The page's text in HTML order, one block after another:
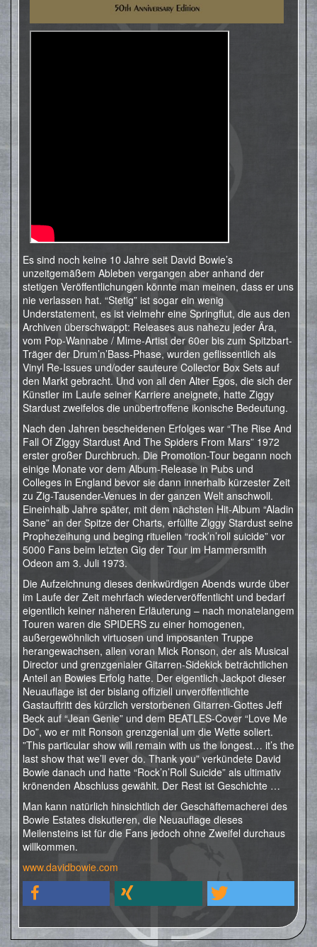
Es sind noch keine 10 Jahre seit David Bowie’s
unzeitgemäßem Ableben vergangen aber anhand der
stetigen Veröffentlichungen könnte man meinen, dass er uns
nie verlassen hat. “Stetig” ist sogar ein wenig
Understatement, es ist vielmehr eine Springflut, die aus den
Archiven überschwappt: Releases aus nahezu jeder Ära,
vom Pop-Wannabe / Mime-Artist der 60er bis zum Spitzbart-
Träger der Drum’n’Bass-Phase, wurden geflissentlich als
Vinyl Re-Issues und/oder sauteure Collector Box Sets auf
den Markt gebracht. Und von all den Alter Egos, die sich der
Künstler im Laufe seiner Karriere aneignete, hatte Ziggy
Stardust zweifelos die unübertroffene ikonische Bedeutung.
Nach den Jahren bescheidenen Erfolges war “The Rise And
Fall Of Ziggy Stardust And The Spiders From Mars” 1972
erster großer Durchbruch. Die Promotion-Tour begann noch
einige Monate vor dem Album-Release in Pubs und
Colleges in England bevor sie dann innerhalb kürzester Zeit
zu Zig-Tausender-Venues in der ganzen Welt anschwoll.
Eineinhalb Jahre später, mit dem nächsten Hit-Album “Aladin
Sane” an der Spitze der Charts, erfüllte Ziggy Stardust seine
Prophezeihung und beging rituellen “rock’n’roll suicide” vor
5000 Fans beim letzten Gig der Tour im Hammersmith
Odeon am 3. Juli 1973.
Die Aufzeichnung dieses denkwürdigen Abends wurde über
im Laufe der Zeit mehrfach wiederveröffentlicht und bedarf
eigentlich keiner näheren Erläuterung ­– nach monatelangem
Touren waren die SPIDERS zu einer homogenen,
außergewöhnlich virtuosen und imposanten Truppe
herangewachsen, allen voran Mick Ronson, der als Musical
Director und grenzgenialer Gitarren-Sidekick beträchtlichen
Anteil an Bowies Erfolg hatte. Der eigentlich Jackpot dieser
Neuauflage ist der bislang offiziell unveröffentlichte
Gastauftritt des kürzlich verstorbenen Gitarren-Gottes Jeff
Beck auf “Jean Genie” und dem BEATLES-Cover “Love Me
Do”, wo er mit Ronson grenzgenial um die Wette soliert.
”This particular show will remain with us the longest… it’s the
last show that we’ll ever do. Thank you” verkündete David
Bowie danach und hatte “Rock’n’Roll Suicide” als ultimativ
krönenden Abschluss gewählt. Der Rest ist Geschichte …
Man kann natürlich hinsichtlich der Geschäftemacherei des
Bowie Estates diskutieren, die Neuauflage dieses
Meilensteins ist für die Fans jedoch ohne Zweifel durchaus
willkommen.
www.davidbowie.com